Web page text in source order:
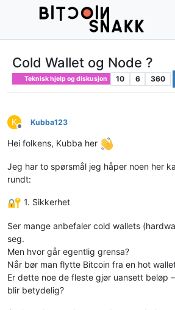
Cold Wallet og Node ?
Teknisk hjelp og diskusjon 10 6 360
K
Frakoblet
Kubba123
Hei folkens, Kubba her
Jeg har to spørsmål jeg håper noen her
rundt:
1. Sikkerhet
Ser mange anbefaler cold wallets
seg.
Men hvor går egentlig grensa?
Når bør man flytte Bitcoin fra en hot
Er dette noe de fleste gjør uansett beløp
blir betydelig?